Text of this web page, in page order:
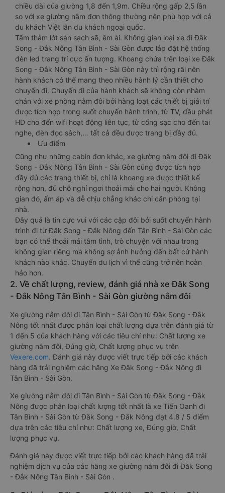
chiều dài của giường 1,8 đến 1,9m. Chiều rộng gấp 2,5 lần
so với xe giường nằm đơn thông thường nên phù hợp với cả
du khách Việt lẫn du khách ngoại quốc.
Tấm thảm lót sàn sạch sẽ, êm ái. Không gian loại xe đi Đăk
Song - Đắk Nông Tân Bình - Sài Gòn được lắp đặt hệ thống
đèn led trang trí cực ấn tượng. Khoang chứa trên loại xe Đăk
Song - Đắk Nông Tân Bình - Sài Gòn này thì rộng rãi nên
hành khách có thể mang theo nhiều hành lý cần thiết cho
chuyến đi. Chuyến đi của hành khách sẽ không còn nhàm
chán với xe phòng nằm đôi bởi hàng loạt các thiết bị giải trí
được tích hợp trong suốt chuyến hành trình, từ TV, đầu phát
HD cho đến wifi hoạt động liên tục, từ cổng sạc cho đến tai
nghe, đèn đọc sách,… tất cả đều được trang bị đầy đủ.
Ưu điểm
Cũng như những cabin đơn khác, xe giường nằm đôi đi Đăk
Song - Đắk Nông Tân Bình - Sài Gòn cũng được tích hợp
đầy đủ các trang thiết bị, chỉ là khoang xe được thiết kế
rộng hơn, đủ chỗ nghỉ ngơi thoải mái cho hai người. Không
gian đó, ấm áp và dễ chịu chẳng khác chi căn phòng tại
nhà.
Đây quả là tin cực vui với các cặp đôi bởi suốt chuyến hành
trình đi từ Đăk Song - Đắk Nông đến Tân Bình - Sài Gòn các
bạn có thể thoải mái tâm tình, trò chuyện với nhau trong
không gian riêng mà không sợ ảnh hưởng đến bất cứ hành
khách nào khác. Chuyến du lịch vì thế cũng trở nên hoàn
hảo hơn.
2. Về chất lượng, review, đánh giá nhà xe Đăk Song
- Đắk Nông Tân Bình - Sài Gòn giường nằm đôi
Xe giường nằm đôi đi Tân Bình - Sài Gòn từ Đăk Song - Đắk
Nông tốt nhất được phân loại chất lượng dựa trên đánh giá từ
1 đến 5 của khách hàng với các tiêu chí như: Chất lượng xe
giường nằm đôi, Đúng giờ, Chất lượng phục vụ trên
Vexere.com. Đánh giá này được viết trực tiếp bởi các khách
hàng đã trải nghiệm các hãng Xe Đăk Song - Đắk Nông đi
Tân Bình - Sài Gòn.
Xe giường nằm đôi đi Tân Bình - Sài Gòn từ Đăk Song - Đắk
Nông được phân loại chất lượng tốt nhất là xe Tiến Oanh đi
Tân Bình - Sài Gòn từ Đăk Song - Đắk Nông đạt 4.8 / 5 điểm
dựa trên các tiêu chí như: Chất lượng xe, Đúng giờ, Chất
lượng phục vụ.
Đánh giá này được viết trực tiếp bởi các khách hàng đã trải
nghiệm dịch vụ của các hãng xe giường nằm đôi đi Đăk Song
- Đắk Nông Tân Bình - Sài Gòn .